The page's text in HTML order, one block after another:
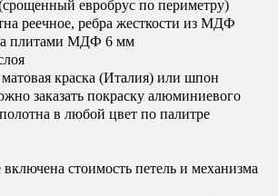
евробрус по периметру)
реечное, ребра жесткости из МДФ
плитами МДФ 6 мм
краска (Италия) или шпон
заказать покраску алюминиевого
в любой цвет по палитре
стоимость петель и механизма